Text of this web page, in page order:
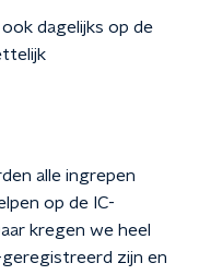
dagelijks op de
alle ingrepen
op de IC-
kregen we heel
zijn en